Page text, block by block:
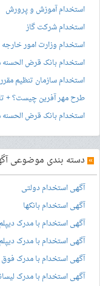
استخدام آموزش و پرورش
استخدام شرکت گاز
استخدام وزارت امور خارجه
استخدام بانک قرض الحسنه
استخدام سازمان تنظیم
طرح مهر آفرین چیست؟ +
استخدام بانک قرض الحسنه
» دسته بندی موضوعی
آگهی استخدام دولتی
آگهی استخدام بانکها
آگهی استخدام با مدرک دیپلم
آگهی استخدام با مدرک دیپلم
آگهی استخدام با مدرک
آگهی استخدام با مدرک